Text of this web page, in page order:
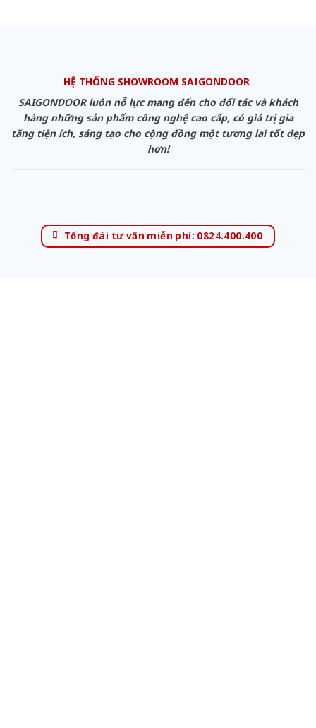
HỆ THỐNG SHOWROOM SAIGONDOOR
SAIGONDOOR luôn nỗ lực mang đến cho đối tác và khách
hàng những sản phẩm công nghệ cao cấp, có giá trị gia
tăng tiện ích, sáng tạo cho cộng đồng một tương lai tốt đẹp
hơn!
Tổng đài tư vấn miễn phí: 0824.400.400